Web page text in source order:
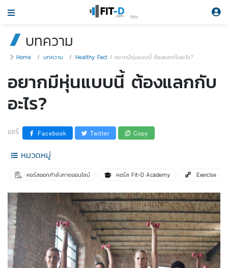
Beta
บทความ
Home บทความ Healthy Fact อยากมีหุ่นแบบนี้ ต้องแลกกับอะไร?
อยากมีหุ่นแบบนี้ ต้องแลกกับ
อะไร?
แชร์ Facebook Twitter Copy
หมวดหมู่
คอร์สออกกำลังกายออนไลน์ คอร์ส Fit-D Academy Exercise